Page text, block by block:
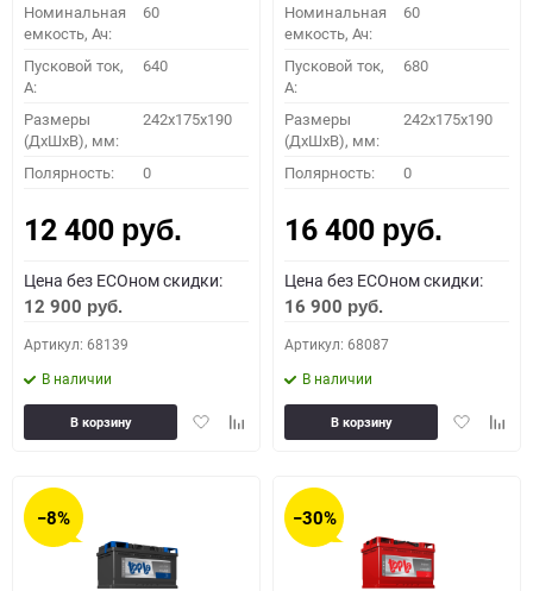
Номинальная
емкость, Ач:
60
Пусковой ток,
A:
640
Размеры
(ДхШхВ), мм:
242x175x190
Полярность: 0
12 400 руб.
Цена без ECOном скидки:
12 900 руб.
Артикул: 68139
В наличии
ДобавитьДобавить
В корзину
Номинальная
емкость, Ач:
60
Пусковой ток,
A:
680
Размеры
(ДхШхВ), мм:
242x175x190
Полярность: 0
16 400 руб.
Цена без ECOном скидки:
16 900 руб.
Артикул: 68087
В наличии
Добавить
В корзину
−8% −30%